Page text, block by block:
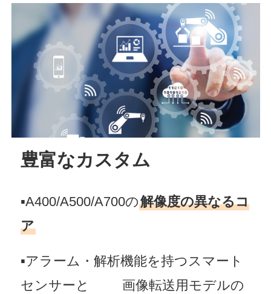
豊富なカスタム
▪A400/A500/A700の解像度の異なるコ
ア
▪アラーム・解析機能を持つスマート
センサーと
画像転送用モデルの